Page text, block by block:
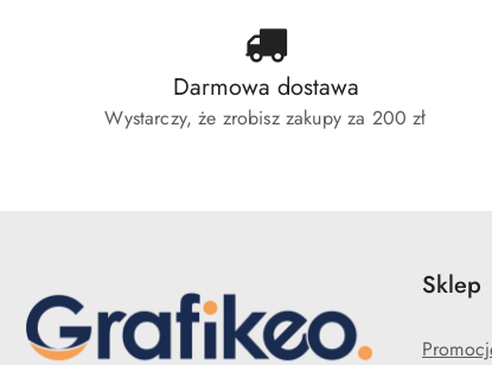
Darmowa dostawa
Wystarczy, że zrobisz zakupy za 200 zł
Sklep